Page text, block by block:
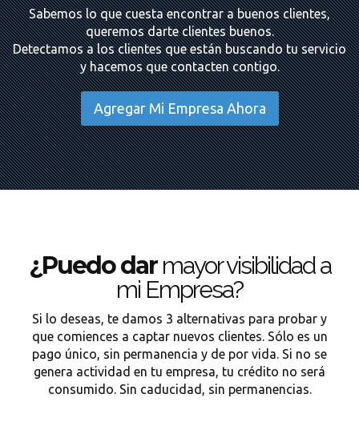
Sabemos lo que cuesta encontrar a buenos clientes,
queremos darte clientes buenos.
Detectamos a los clientes que están buscando tu servicio
y hacemos que contacten contigo.
Agregar Mi Empresa Ahora
¿Puedo dar mayor visibilidad a
mi Empresa?
Si lo deseas, te damos 3 alternativas para probar y
que comiences a captar nuevos clientes. Sólo es un
pago único, sin permanencia y de por vida. Si no se
genera actividad en tu empresa, tu crédito no será
consumido. Sin caducidad, sin permanencias.